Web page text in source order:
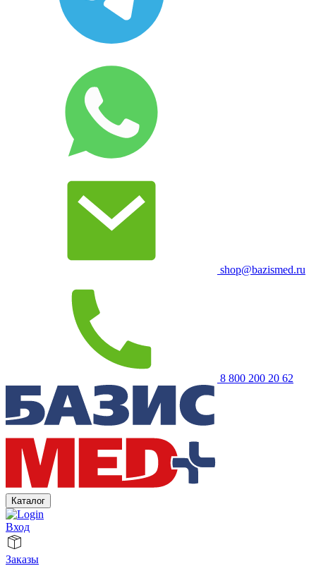
shop@bazismed.ru
8 800 200 20 62
Каталог
Вход
Заказы